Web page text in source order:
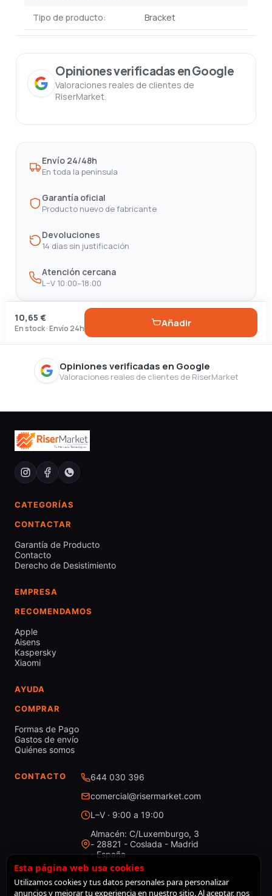
Tipo de producto: Bracket
Opiniones verificadas en Google
Valoraciones reales de clientes de
RiserMarket.
Envío 24/48h
En toda la península
Garantía oficial
Producto nuevo de fabricante
Devoluciones
14 días sin justificación
Atención cercana
L–V 10:00–18:00
10,65 €
En stock · Envío 24h Añadir
Opiniones verificadas en Google
Valoraciones reales de clientes de RiserMarket
CATEGORÍAS
CONTACTAR
Garantía de Producto
Contacto
Derecho de Desistimiento
EMPRESA
RECOMENDAMOS
Apple
Aisens
Kaspersky
Xiaomi
AYUDA
COMPRAR
Formas de Pago
Gastos de envío
Quiénes somos
CONTACTO
644 030 396
comercial@risermarket.com
L–V · 9:00 a 19:00
Almacén: C/Luxemburgo, 3
- 28821 - Coslada - Madrid
- España
© 2026 RiserMarket · Todos los derechos reservados
Esta página web usa cookies
Utilizamos cookies y tus datos personales para personalizar
anuncios y mejorar tu experiencia en nuestro sitio. Al aceptar, nos